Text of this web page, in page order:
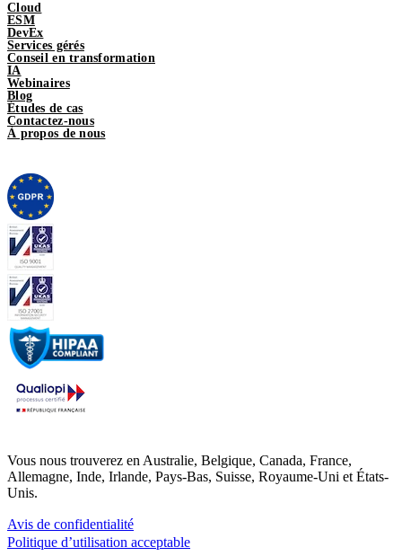
Cloud
ESM
DevEx
Services gérés
Conseil en transformation
IA
Webinaires
Blog
Études de cas
Contactez-nous
À propos de nous
Vous nous trouverez en Australie, Belgique, Canada, France,
Allemagne, Inde, Irlande, Pays-Bas, Suisse, Royaume-Uni et États-
Unis.
Avis de confidentialité
Politique d’utilisation acceptable